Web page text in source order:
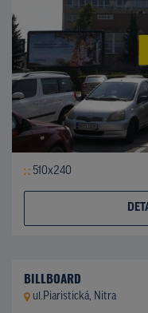
510x240
BILLBOARD
ul.Piaristická, Nitra